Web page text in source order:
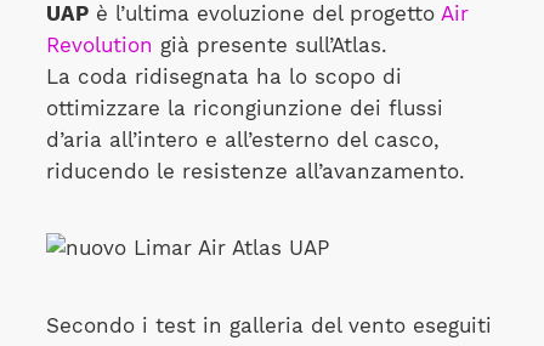
UAPè l’ultima evoluzione del progetto Air
Revolution già presente sull’Atlas.
La coda ridisegnata ha lo scopo di
ottimizzare la ricongiunzione dei flussi
d’aria all’intero e all’esterno del casco,
riducendo le resistenze all’avanzamento.
Secondo i test in galleria del vento eseguiti